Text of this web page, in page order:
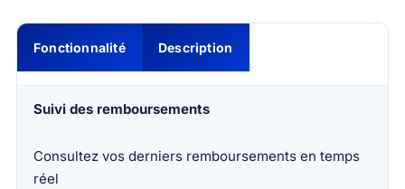
Fonctionnalité Description
Suivi des remboursements
Consultez vos derniers remboursements en temps
réel